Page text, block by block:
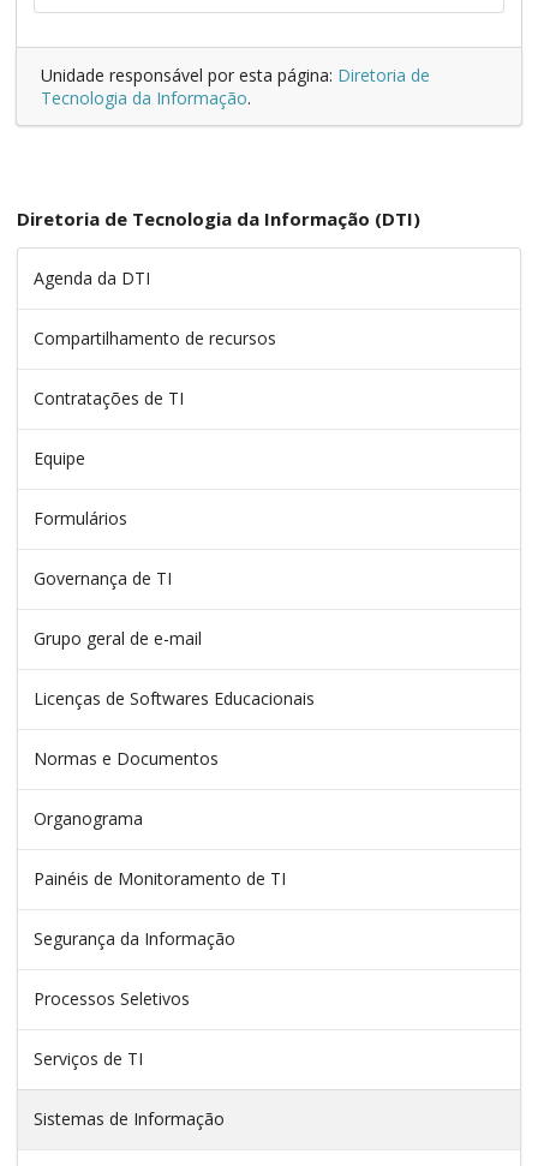
Unidade responsável por esta página: Diretoria de
Tecnologia da Informação.
Diretoria de Tecnologia da Informação (DTI)
Agenda da DTI
Compartilhamento de recursos
Contratações de TI
Equipe
Formulários
Governança de TI
Grupo geral de e-mail
Licenças de Softwares Educacionais
Normas e Documentos
Organograma
Painéis de Monitoramento de TI
Segurança da Informação
Processos Seletivos
Serviços de TI
Sistemas de Informação